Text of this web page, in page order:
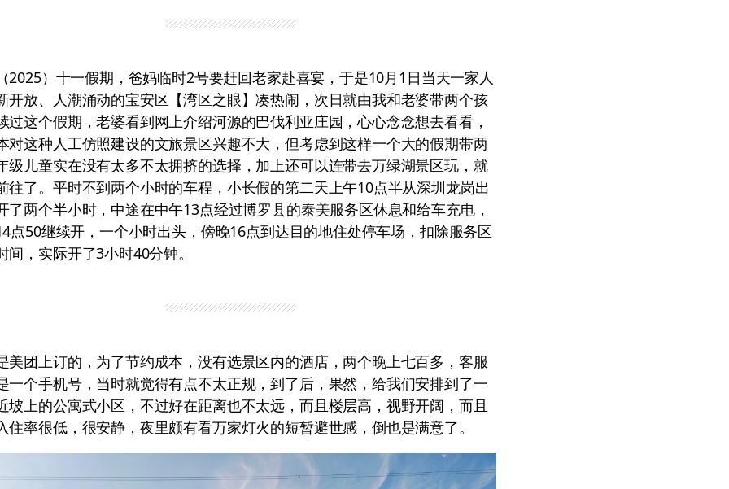
2025）十一假期，爸妈临时2号要赶回老家赴喜宴，于是10月1日当天一家人
开放、人潮涌动的宝安区【湾区之眼】凑热闹，次日就由我和老婆带两个孩
过这个假期，老婆看到网上介绍河源的巴伐利亚庄园，心心念念想去看看，
对这种人工仿照建设的文旅景区兴趣不大，但考虑到这样一个大的假期带两
级儿童实在没有太多不太拥挤的选择，加上还可以连带去万绿湖景区玩，就
往了。平时不到两个小时的车程，小长假的第二天上午10点半从深圳龙岗出
了两个半小时，中途在中午13点经过博罗县的泰美服务区休息和给车充电，
点50继续开，一个小时出头，傍晚16点到达目的地住处停车场，扣除服务区
间，实际开了3小时40分钟。
美团上订的，为了节约成本，没有选景区内的酒店，两个晚上七百多，客服
一个手机号，当时就觉得有点不太正规，到了后，果然，给我们安排到了一
坡上的公寓式小区，不过好在距离也不太远，而且楼层高，视野开阔，而且
住率很低，很安静，夜里颇有看万家灯火的短暂避世感，倒也是满意了。